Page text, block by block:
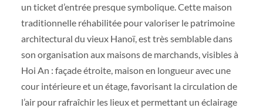
un ticket d’entrée presque symbolique. Cette maison
traditionnelle réhabilitée pour valoriser le patrimoine
architectural du vieux Hanoï, est très semblable dans
son organisation aux maisons de marchands, visibles à
Hoi An : façade étroite, maison en longueur avec une
cour intérieure et un étage, favorisant la circulation de
l’air pour rafraîchir les lieux et permettant un éclairage